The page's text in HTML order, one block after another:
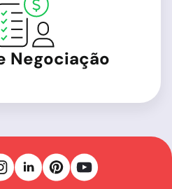
Negociação